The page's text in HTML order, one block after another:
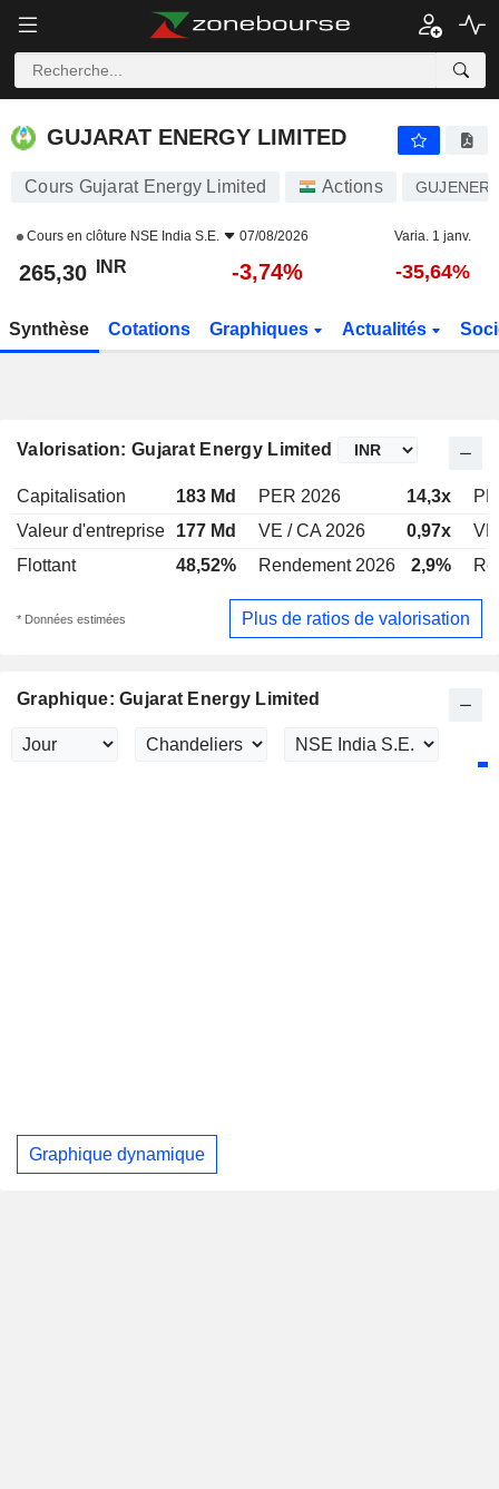
GUJARAT ENERGY LIMITED
GUJARAT ENERGY LIMITED
Cours Gujarat Energy Limited Actions
Cours en clôture NSE India S.E. 07/08/2026 Varia. 1 janv.
265,30 INR -3,74% -35,64%
Synthèse Cotations Graphiques Actualités
Valorisation: Gujarat Energy Limited
Capitalisation 183 Md PER 2026 14,3x
Valeur d'entreprise
177 Md VE / CA 2026 0,97x
Flottant
48,52% Rendement 2026 2,9%
* Données estimées Plus de ratios de valorisation
Graphique: Gujarat Energy Limited
Graphique dynamique